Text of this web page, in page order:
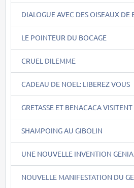
DIALOGUE AVEC DES OISEAUX DE
LE POINTEUR DU BOCAGE
CRUEL DILEMME
CADEAU DE NOEL: LIBEREZ VOUS
GRETASSE ET BENACACA VISITENT
SHAMPOING AU GIBOLIN
UNE NOUVELLE INVENTION
NOUVELLE MANIFESTATION DU